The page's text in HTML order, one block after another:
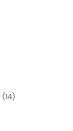
(14)